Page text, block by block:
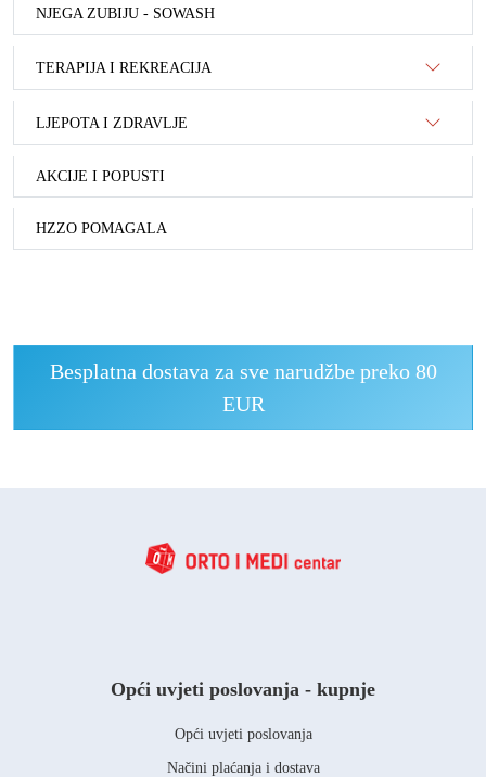
NJEGA ZUBIJU - SOWASH
TERAPIJA I REKREACIJA
LJEPOTA I ZDRAVLJE
AKCIJE I POPUSTI
HZZO POMAGALA
Besplatna dostava za sve narudžbe preko 80
EUR
Opći uvjeti poslovanja - kupnje
Opći uvjeti poslovanja
Načini plaćanja i dostava